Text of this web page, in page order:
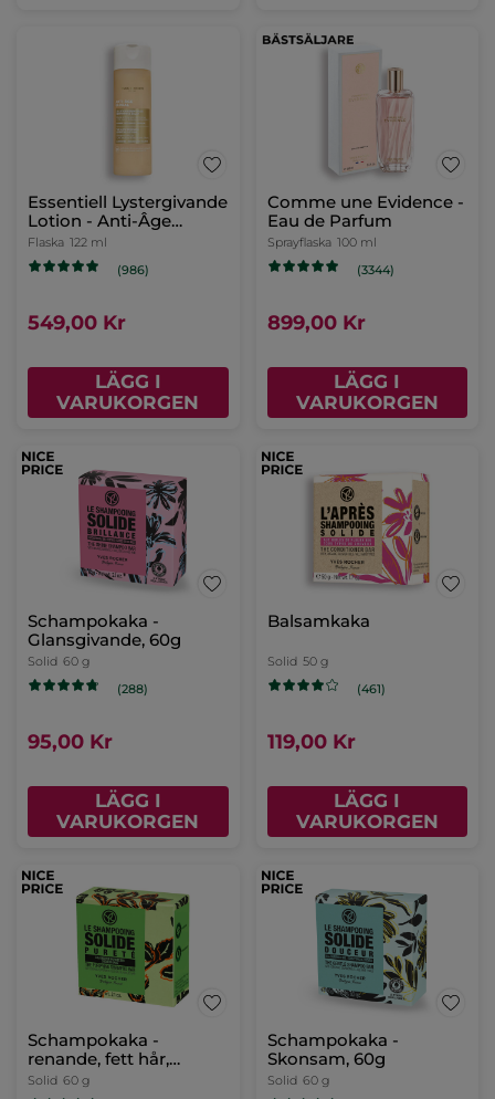
Essentiell Lystergivande
Lotion - Anti-Âge
Global
Flaska 122 ml
(986)
549,00 Kr
LÄGG I
VARUKORGEN
Comme une Evidence -
Eau de Parfum
Sprayflaska 100 ml
(3344)
899,00 Kr
LÄGG I
VARUKORGEN
Schampokaka -
Glansgivande, 60g
Solid 60 g
(288)
95,00 Kr
LÄGG I
VARUKORGEN
Balsamkaka
Solid 50 g
(461)
119,00 Kr
LÄGG I
VARUKORGEN
Schampokaka -
renande, fett hår,
pepparmynta, 60 g
Solid 60 g
Schampokaka -
Skonsam, 60g
Solid 60 g